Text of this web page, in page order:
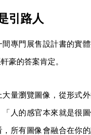
引路人
專門展售設計書的實
豪的答案肯定。
量瀏覽圖像，從形式
人的感官本來就是很圖
所有圖像會融合在你的